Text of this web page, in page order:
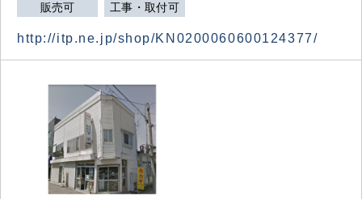
販売可 工事・取付可
http://itp.ne.jp/shop/KN0200060600124377/